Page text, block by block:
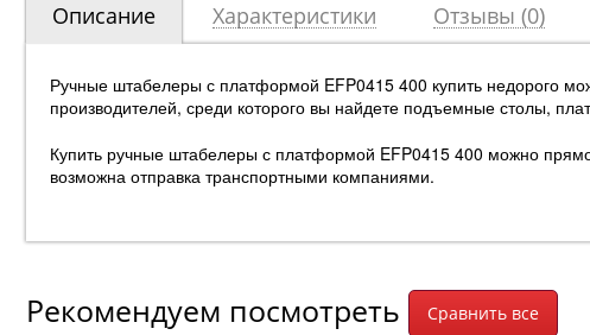
Описание Характеристики Отзывы (0)
Ручные штабелеры с платформой EFP0415 400 купить недорого
производителей, среди которого вы найдете подъемные столы,
Купить ручные штабелеры с платформой EFP0415 400 можно прямо
возможна отправка транспортными компаниями.
Рекомендуем посмотреть